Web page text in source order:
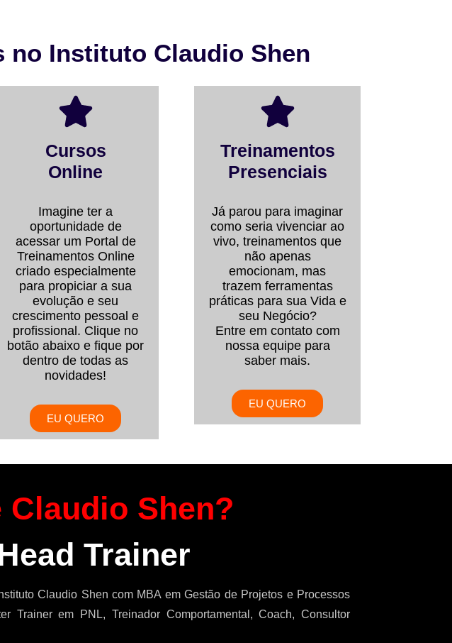
no Instituto Claudio Shen
Cursos
Online
Imagine ter a
oportunidade de
acessar um Portal de
Treinamentos Online
criado especialmente
para propiciar a sua
evolução e seu
crescimento pessoal e
profissional. Clique no
botão abaixo e fique por
dentro de todas as
novidades!
EU QUERO
Treinamentos
Presenciais
Já parou para imaginar
como seria vivenciar ao
vivo, treinamentos que
não apenas
emocionam, mas
trazem ferramentas
práticas para sua Vida e
seu Negócio?
Entre em contato com
nossa equipe para
saber mais.
EU QUERO
Claudio Shen?
Trainer
Claudio Shen com MBA em Gestão de Projetos e Processos
Trainer em PNL, Treinador Comportamental, Coach, Consultor